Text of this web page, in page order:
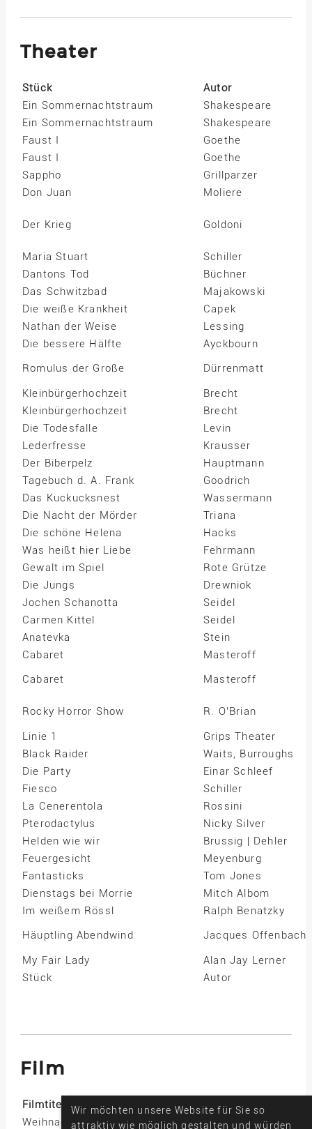
Theater
Stück Autor
Stück Autor
Ein Sommernachtstraum
Shakespeare
Ein Sommernachtstraum
Shakespeare
Faust I
Goethe
Faust I
Goethe
Sappho
Grillparzer
Don Juan
Moliere
Der Krieg Goldoni
Maria Stuart
Schiller
Dantons Tod
Büchner
Das Schwitzbad
Majakowski
Die weiße Krankheit
Capek
Nathan der Weise
Lessing
Die bessere Hälfte
Ayckbourn
Romulus der Große
Dürrenmatt
Kleinbürgerhochzeit
Brecht
Kleinbürgerhochzeit
Brecht
Die Todesfalle
Levin
Lederfresse
Krausser
Der Biberpelz
Hauptmann
Tagebuch d. A. Frank
Goodrich
Das Kuckucksnest
Wassermann
Die Nacht der Mörder
Triana
Die schöne Helena
Hacks
Was heißt hier Liebe
Fehrmann
Gewalt im Spiel
Rote Grütze
Die Jungs
Drewniok
Jochen Schanotta
Seidel
Carmen Kittel
Seidel
Anatevka
Stein
Cabaret
Masteroff
Cabaret
Masteroff
Rocky Horror Show
R. O’Brian
Linie 1
Grips Theater
Black Raider
Waits, Burroughs
Die Party
Einar Schleef
Fiesco
Schiller
La Cenerentola
Rossini
Pterodactylus
Nicky Silver
Helden wie wir
Brussig | Dehler
Feuergesicht
Meyenburg
Fantasticks
Tom Jones
Dienstags bei Morrie
Mitch Albom
Im weißem Rössl
Ralph Benatzky
Häuptling Abendwind
Jacques Offenbach
My Fair Lady
Alan Jay Lerner
Film
Filmtitel
Weihnachtsgeschichten
Wir möchten unsere Website für Sie so
attraktiv wie möglich gestalten und würden